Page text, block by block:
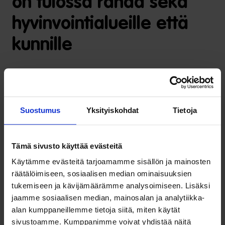
Suostumus Yksityiskohdat Tietoja
Tämä sivusto käyttää evästeitä
Käytämme evästeitä tarjoamamme sisällön ja mainosten
räätälöimiseen, sosiaalisen median ominaisuuksien
tukemiseen ja kävijämäärämme analysoimiseen. Lisäksi
jaamme sosiaalisen median, mainosalan ja analytiikka-
alan kumppaneillemme tietoja siitä, miten käytät
sivustoamme. Kumppanimme voivat yhdistää näitä
hyvinvointialueille että
kunnille
kannustaa ja tukea hyvinvointialueita toteuttamaan
monipuolisia ja suunnitelmallisia toimia, jotka tähtäisivät
erityisesti kansansairauksien ehkäisyyn, ikääntyvän väestön
toimintakyvyn edistämiseen, tapaturmien vähentämiseen,
syrjäytymisen ehkäisyyn sekä sosiaalisen hyvinvoinnin ja
työllistymisen edistämiseen.